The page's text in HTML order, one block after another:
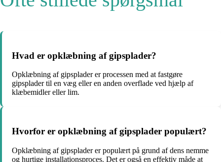
Hvad er opklæbning af gipsplader?
Opklæbning af gipsplader er processen med at fastgøre
gipsplader til en væg eller en anden overflade ved hjælp af
klæbemidler eller lim.
Hvorfor er opklæbning af gipsplader populært?
Opklæbning af gipsplader er populært på grund af dens nemme
og hurtige installationsproces. Det er også en effektiv måde at